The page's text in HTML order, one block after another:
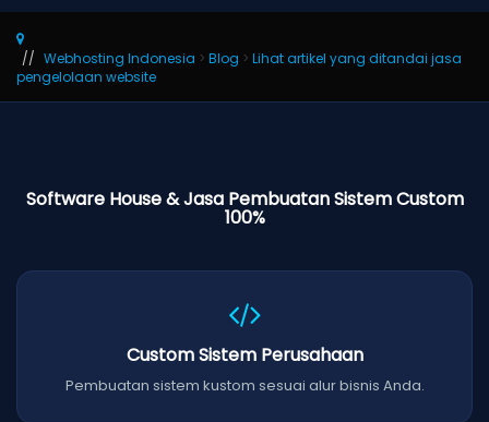
Webhosting Indonesia > Blog > Lihat artikel yang ditandai jasa
pengelolaan website
Software House & Jasa Pembuatan Sistem Custom
100%
Custom Sistem Perusahaan
Pembuatan sistem kustom sesuai alur bisnis Anda.